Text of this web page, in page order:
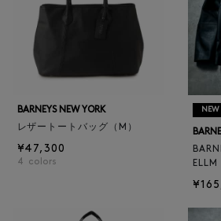
BARNEYS NEW YORK
レザートートバッグ（M）
¥47,300
4 colors
NEW